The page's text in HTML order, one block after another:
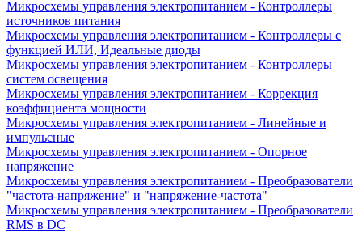
Микросхемы управления электропитанием - Контроллеры
источников питания
Микросхемы управления электропитанием - Контроллеры с
функцией ИЛИ, Идеальные диоды
Микросхемы управления электропитанием - Контроллеры
систем освещения
Микросхемы управления электропитанием - Коррекция
коэффициента мощности
Микросхемы управления электропитанием - Линейные и
импульсные
Микросхемы управления электропитанием - Опорное
напряжение
Микросхемы управления электропитанием - Преобразователи
"частота-напряжение" и "напряжение-частота"
Микросхемы управления электропитанием - Преобразователи
RMS в DC